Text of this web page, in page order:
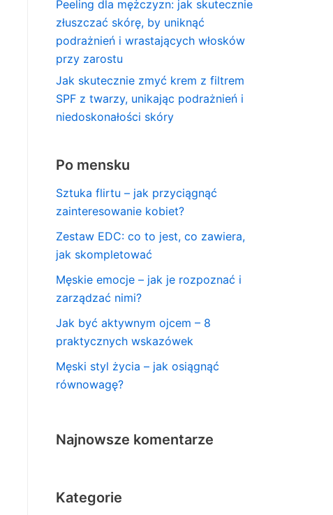
Peeling dla mężczyzn: jak skutecznie
złuszczać skórę, by uniknąć
podrażnień i wrastających włosków
przy zarostu
Jak skutecznie zmyć krem z filtrem
SPF z twarzy, unikając podrażnień i
niedoskonałości skóry
Po mensku
Sztuka flirtu – jak przyciągnąć
zainteresowanie kobiet?
Zestaw EDC: co to jest, co zawiera,
jak skompletować
Męskie emocje – jak je rozpoznać i
zarządzać nimi?
Jak być aktywnym ojcem – 8
praktycznych wskazówek
Męski styl życia – jak osiągnąć
równowagę?
Najnowsze komentarze
Kategorie